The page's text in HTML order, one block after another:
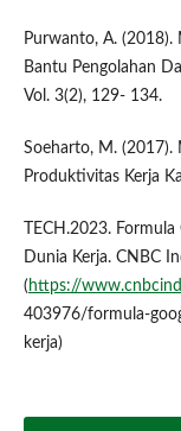
Purwanto, A. (2018).
Bantu Pengolahan
Vol. 3(2), 129- 134.
Soeharto, M. (2017).
Produktivitas Kerja
TECH.2023.
Dunia Kerja. CNBC
( https://
403976/formula-
kerja)